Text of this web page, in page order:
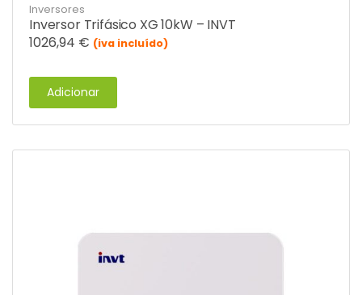
Inversores
Inversor Trifásico XG 10kW – INVT
1026,94 € (iva incluído)
Adicionar